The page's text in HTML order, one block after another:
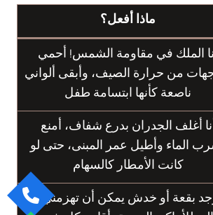
ماذا أفعل؟
الملك في مقاومة الشمس! أحمي
من حرارة الصيف، وأبقى ألواني
ناصعة كأنها ابتسامة طفل
أغلف الجدران بدرع شفاف، أمنع
الماء وأطيل عمر المبنى، حتى لو
كانت الأمطار كالسهام
بقعة أو خدش يمكن أن تهزمني، أنا